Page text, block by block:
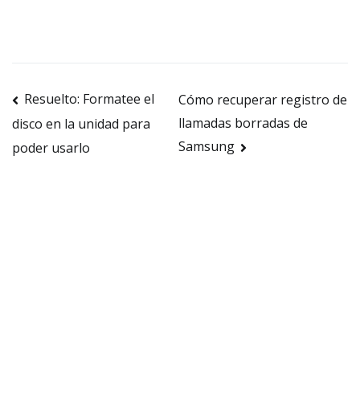
Navegación
de
Resuelto: Formatee el
disco en la unidad para
poder usarlo
Cómo recuperar registro de
llamadas borradas de
Samsung